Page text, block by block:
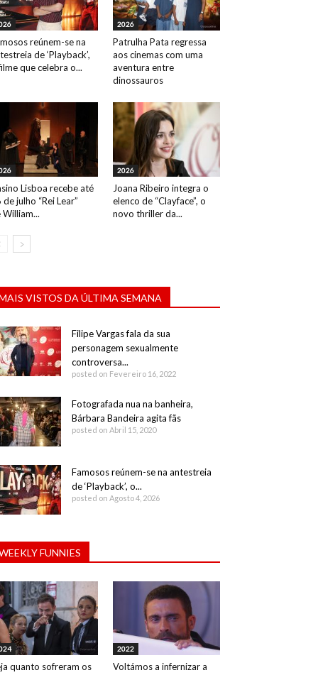
reúnem-se na
de ‘Playback’,
que celebra o...
2026
Patrulha Pata regressa
aos cinemas com uma
aventura entre
dinossauros
Lisboa recebe até
de julho “Rei Lear”
William...
2026
Joana Ribeiro integra o
elenco de “Clayface”, o
novo thriller da...
VISTOS DA ÚLTIMA SEMANA
Filipe Vargas fala da sua
personagem sexualmente
controversa...
posted on Fevereiro 16, 2022
Fotografada nua na banheira,
Bárbara Bandeira agita fãs
posted on Abril 15, 2020
Famosos reúnem-se na antestreia
de ‘Playback’, o...
posted on Agosto 4, 2026
FUNNIES
quanto sofreram os
2022
Voltámos a infernizar a